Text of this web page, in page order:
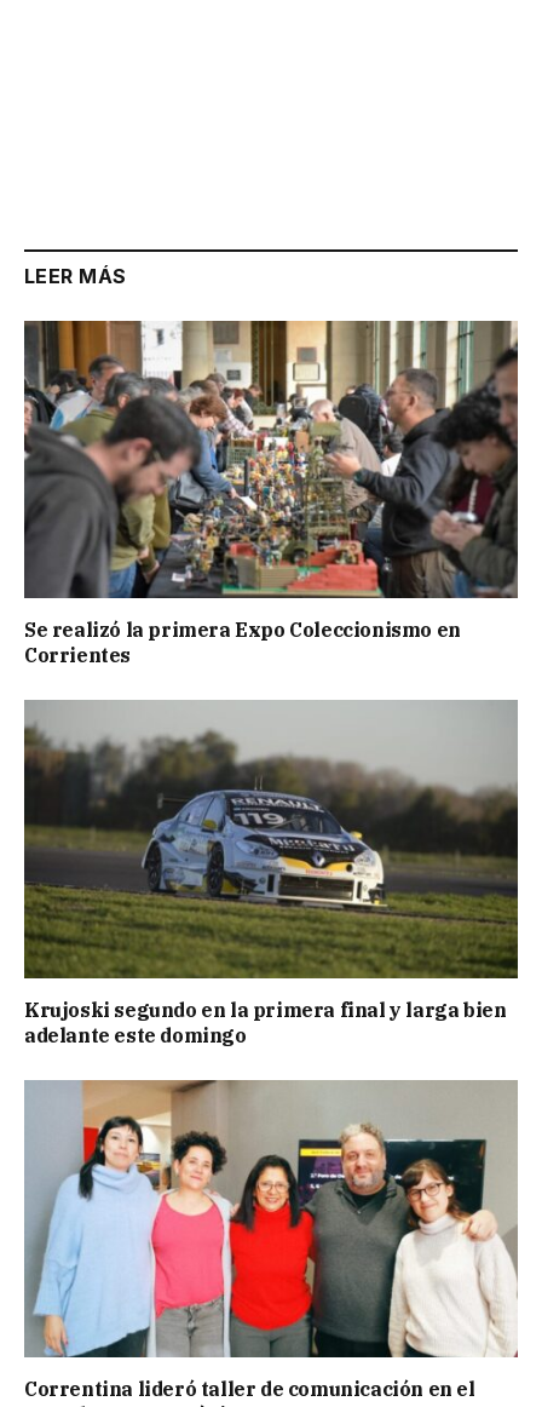
LEER MÁS
Se realizó la primera Expo Coleccionismo en
Corrientes
Krujoski segundo en la primera final y larga bien
adelante este domingo
Correntina lideró taller de comunicación en el